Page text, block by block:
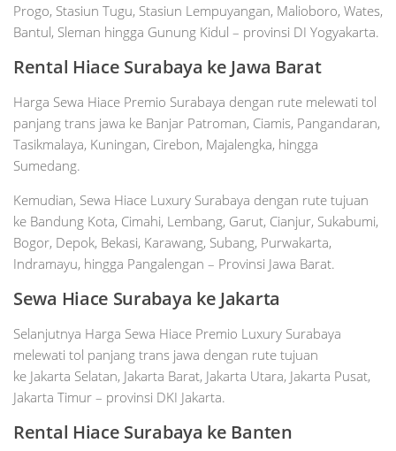
Progo, Stasiun Tugu, Stasiun Lempuyangan, Malioboro, Wates,
Bantul, Sleman hingga Gunung Kidul – provinsi DI Yogyakarta.
Rental Hiace Surabaya ke Jawa Barat
Harga Sewa Hiace Premio Surabaya dengan rute melewati tol
panjang trans jawa ke Banjar Patroman, Ciamis, Pangandaran,
Tasikmalaya, Kuningan, Cirebon, Majalengka, hingga
Sumedang.
Kemudian, Sewa Hiace Luxury Surabaya dengan rute tujuan
ke Bandung Kota, Cimahi, Lembang, Garut, Cianjur, Sukabumi,
Bogor, Depok, Bekasi, Karawang, Subang, Purwakarta,
Indramayu, hingga Pangalengan – Provinsi Jawa Barat.
Sewa Hiace Surabaya ke Jakarta
Selanjutnya Harga Sewa Hiace Premio Luxury Surabaya
melewati tol panjang trans jawa dengan rute tujuan
ke Jakarta Selatan, Jakarta Barat, Jakarta Utara, Jakarta Pusat,
Jakarta Timur – provinsi DKI Jakarta.
Rental Hiace Surabaya ke Banten